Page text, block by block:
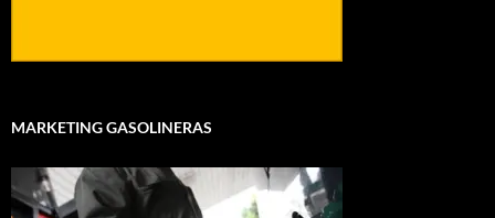
MARKETING GASOLINERAS